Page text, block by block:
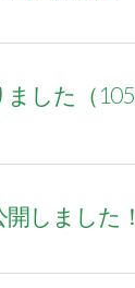
した（105
しました！